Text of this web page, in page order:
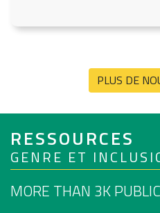
PLUS DE
RESSOURCES
GENRE ET
MORE THAN 3K